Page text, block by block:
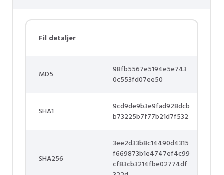
Fil detaljer
MD5
98fb5567e5194e5e743
0c553fd07ee50
SHA1
9cd9de9b3e9fad928dcb
b73225b7f77b21d7f532
SHA256
3ee2d33b8c14490d4315
f669873b1e4747ef4c99
cf83cb3214fbe02774df